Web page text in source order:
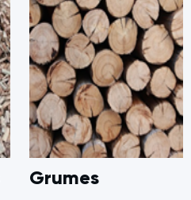
Grumes